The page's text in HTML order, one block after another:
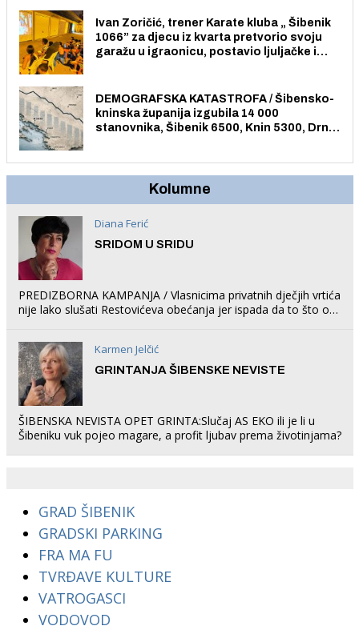
Ivan Zoričić, trener Karate kluba „ Šibenik
1066” za djecu iz kvarta pretvorio svoju
garažu u igraonicu, postavio ljuljačke i
DEMOGRAFSKA KATASTROFA / Šibensko-
kninska županija izgubila 14 000
stanovnika, Šibenik 6500, Knin 5300, Drniš
Kolumne
Diana Ferić
SRIDOM U SRIDU
PREDIZBORNA KAMPANJA / Vlasnicima privatnih dječjih vrtića
nije lako slušati Restovićeva obećanja jer ispada da to što oni
Karmen Jelčić
GRINTANJA ŠIBENSKE NEVISTE
ŠIBENSKA NEVISTA OPET GRINTA:Slučaj AS EKO ili je li u
Šibeniku vuk pojeo magare, a profit ljubav prema životinjama?
GRAD ŠIBENIK
GRADSKI PARKING
FRA MA FU
TVRĐAVE KULTURE
VATROGASCI
VODOVOD